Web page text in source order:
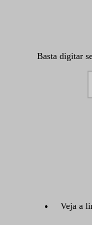
Basta digitar
Veja a